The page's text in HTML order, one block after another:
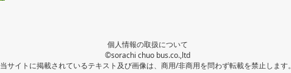
個人情報の取扱について
©sorachi chuo bus.co.,ltd
当サイトに掲載されているテキスト及び画像は、商用/非商用を問わず転載を禁止します。